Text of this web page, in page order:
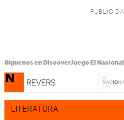
Síguenos en DiscoverJuego El Nacional
LITERATURA